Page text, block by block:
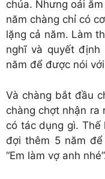
chúa. Nhưng oái
năm chàng chỉ có
lặng cả năm. Làm
nghĩ và quyết
năm để được nói
Và chàng bắt đầu
chàng chợt nhận ra
có tác dụng gì.
đợi thêm 5 năm
“Em làm vợ anh